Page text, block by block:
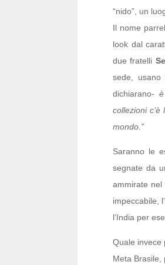
“nido”, un
Il nome
look dal
due fratelli
sede,
dichiarano-
collezioni
mondo.”
Saranno le
segnate da
ammirate nel
impeccabile,
l’India per
Quale invece
Meta Brasile,